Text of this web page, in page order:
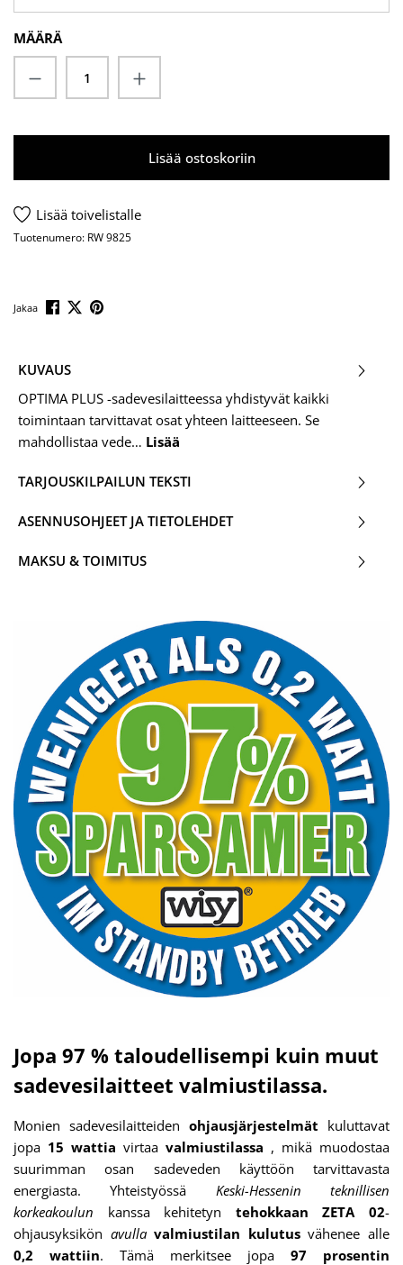
MÄÄRÄ
Tuotteen määrä: Anna haluamasi
Lisää ostoskoriin
Lisää toivelistalle
Tuotenumero: RW 9825
Jakaa
KUVAUS
OPTIMA PLUS -sadevesilaitteessa yhdistyvät kaikki
toimintaan tarvittavat osat yhteen laitteeseen. Se
mahdollistaa vede… Lisää
TARJOUSKILPAILUN TEKSTI
ASENNUSOHJEET JA TIETOLEHDET
MAKSU & TOIMITUS
Jopa 97 % taloudellisempi kuin muut
sadevesilaitteet valmiustilassa.
Monien sadevesilaitteiden ohjausjärjestelmät kuluttavat
jopa 15 wattia virtaa valmiustilassa , mikä muodostaa
suurimman osan sadeveden käyttöön tarvittavasta
energiasta. Yhteistyössä Keski-Hessenin teknillisen
korkeakoulun kanssa kehitetyn tehokkaanZETA 02-
ohjausyksikön avulla valmiustilan kulutusvähenee alle
0,2 wattiin. Tämä merkitsee jopa 97 prosentin